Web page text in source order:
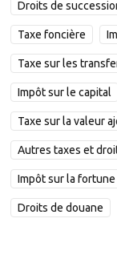
Droits de
Taxe foncière
Taxe sur les
Impôt sur le capital
Taxe sur la valeur
Autres taxes et
Impôt sur la fortune
Droits de douane